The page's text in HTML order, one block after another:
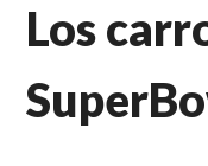
Los